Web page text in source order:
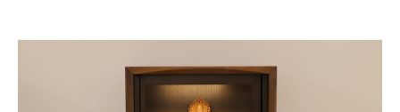
シンプルなお仏壇